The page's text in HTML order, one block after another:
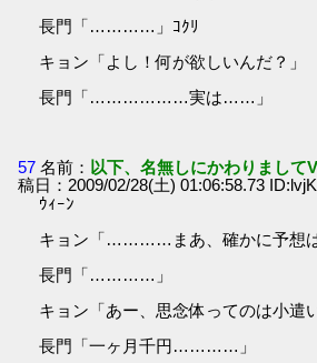
長門「…………」ｺｸﾘ
キョン「よし！何が欲しいんだ？」
長門「………………実は……」
57 名前： 以下、名無しにかわりまして
稿日：2009/02/28(土) 01:06:58.73
ｳｨｰﾝ
キョン「…………まあ、確かに予想は
長門「…………」
キョン「あー、思念体ってのは小遣
長門「一ヶ月千円…………」